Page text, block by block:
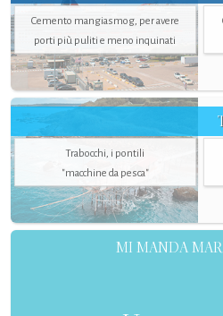
Cemento mangiasmog, per avere
porti più puliti e meno inquinati
Trabocchi, i pontili
"macchine da pesca"
MI MANDA